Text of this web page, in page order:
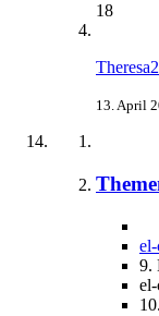
18
13. April
9.